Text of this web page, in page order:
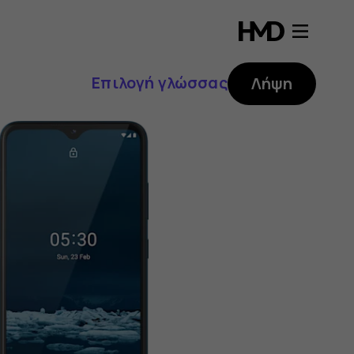
Επιλογή γλώσσας Λήψη